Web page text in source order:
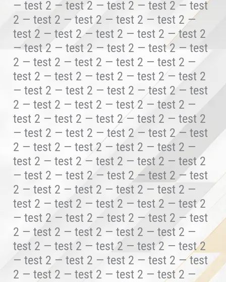
— test 2 — test 2 — test 2 — test 2 — test
2 — test 2 — test 2 — test 2 — test 2 —
test 2 — test 2 — test 2 — test 2 — test 2
— test 2 — test 2 — test 2 — test 2 — test
2 — test 2 — test 2 — test 2 — test 2 —
test 2 — test 2 — test 2 — test 2 — test 2
— test 2 — test 2 — test 2 — test 2 — test
2 — test 2 — test 2 — test 2 — test 2 —
test 2 — test 2 — test 2 — test 2 — test 2
— test 2 — test 2 — test 2 — test 2 — test
2 — test 2 — test 2 — test 2 — test 2 —
test 2 — test 2 — test 2 — test 2 — test 2
— test 2 — test 2 — test 2 — test 2 — test
2 — test 2 — test 2 — test 2 — test 2 —
test 2 — test 2 — test 2 — test 2 — test 2
— test 2 — test 2 — test 2 — test 2 — test
2 — test 2 — test 2 — test 2 — test 2 —
test 2 — test 2 — test 2 — test 2 — test 2
— test 2 — test 2 — test 2 — test 2 — test
2 — test 2 — test 2 — test 2 — test 2 —